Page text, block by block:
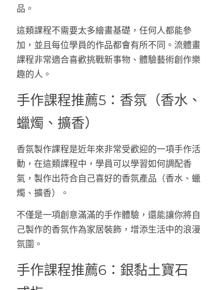
品。
這類課程不需要太多繪畫基礎，任何人都能參
加，並且每位學員的作品都會有所不同。流體畫
課程非常適合喜歡挑戰新事物、體驗藝術創作樂
趣的人。
手作課程推薦5：香氛（香水、
蠟燭、擴香）
香氛製作課程是近年來非常受歡迎的一項手作活
動，在這類課程中，學員可以學習如何調配香
氣，製作出符合自己喜好的香氛產品（香水、蠟
燭、擴香）。
不僅是一項創意滿滿的手作體驗，還能讓你將自
己製作的香氛作為家居裝飾，增添生活中的浪漫
氛圍。
手作課程推薦6：銀黏土寶石